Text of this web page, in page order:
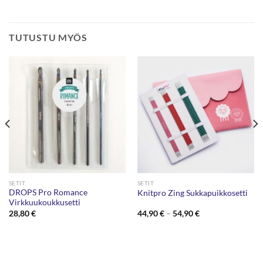
TUTUSTU MYÖS
SETIT
DROPS Pro Romance
Virkkuukoukkusetti
28,80€
SETIT
Knitpro Zing Sukkapuikkosetti
44,90€ – 54,90€Hintaluokka: